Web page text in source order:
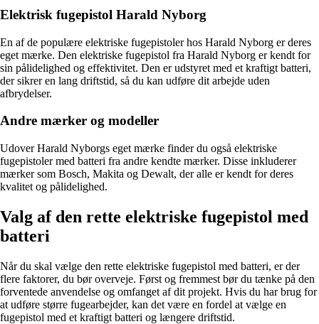
Elektrisk fugepistol Harald Nyborg
En af de populære elektriske fugepistoler hos Harald Nyborg er deres
eget mærke. Den elektriske fugepistol fra Harald Nyborg er kendt for
sin pålidelighed og effektivitet. Den er udstyret med et kraftigt batteri,
der sikrer en lang driftstid, så du kan udføre dit arbejde uden
afbrydelser.
Andre mærker og modeller
Udover Harald Nyborgs eget mærke finder du også elektriske
fugepistoler med batteri fra andre kendte mærker. Disse inkluderer
mærker som Bosch, Makita og Dewalt, der alle er kendt for deres
kvalitet og pålidelighed.
Valg af den rette elektriske fugepistol med
batteri
Når du skal vælge den rette elektriske fugepistol med batteri, er der
flere faktorer, du bør overveje. Først og fremmest bør du tænke på den
forventede anvendelse og omfanget af dit projekt. Hvis du har brug for
at udføre større fugearbejder, kan det være en fordel at vælge en
fugepistol med et kraftigt batteri og længere driftstid.